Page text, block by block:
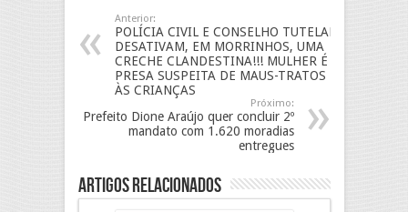
Anterior:
POLÍCIA CIVIL E CONSELHO TUTELAR
DESATIVAM, EM MORRINHOS, UMA
CRECHE CLANDESTINA!!! MULHER É
PRESA SUSPEITA DE MAUS-TRATOS
ÀS CRIANÇAS
Próximo:
Prefeito Dione Araújo quer concluir 2º
mandato com 1.620 moradias
entregues
Artigos Relacionados